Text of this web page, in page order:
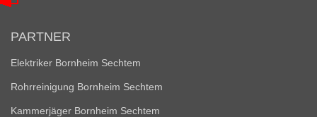
PARTNER
Elektriker Bornheim Sechtem
Rohrreinigung Bornheim Sechtem
Kammerjäger Bornheim Sechtem